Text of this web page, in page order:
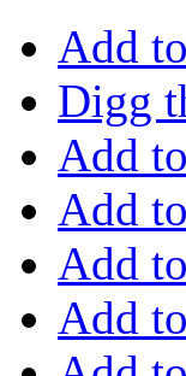
Add
Digg
Add
Add
Add
Add